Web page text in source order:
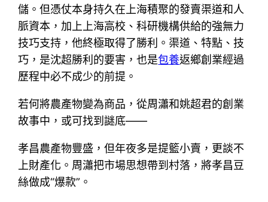
儲。但憑仗本身持久在上海積聚的發賣渠道和人
脈資本，加上上海高校、科研機構供給的強無力
技巧支持，他終極取得了勝利。渠道、特點、技
巧，是沈超勝利的要害，也是包養返鄉創業經過
歷程中必不成少的前提。
若何將農產物變為商品，從周瀟和姚超君的創業
故事中，或可找到謎底——
孝昌農產物豐盛，但年夜多是提籃小賣，更談不
上財產化。周瀟把市場思想帶到村落，將孝昌豆
絲做成“爆款”。